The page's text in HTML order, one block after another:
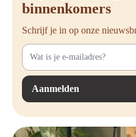
binnenkomers
Schrijf je in op onze
Aanmelden